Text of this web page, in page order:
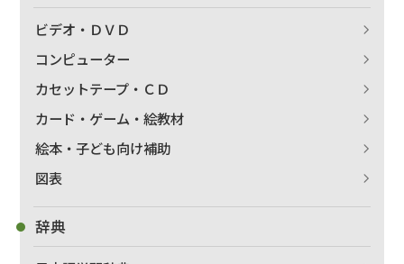
ビデオ・ＤＶＤ
コンピューター
カセットテープ・ＣＤ
カード・ゲーム・絵教材
絵本・子ども向け補助
図表
辞典